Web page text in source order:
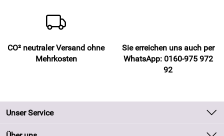
CO² neutraler Versand ohne
Mehrkosten
Sie erreichen uns auch per
WhatsApp: 0160-975 972
92
Unser Service
Kontakt